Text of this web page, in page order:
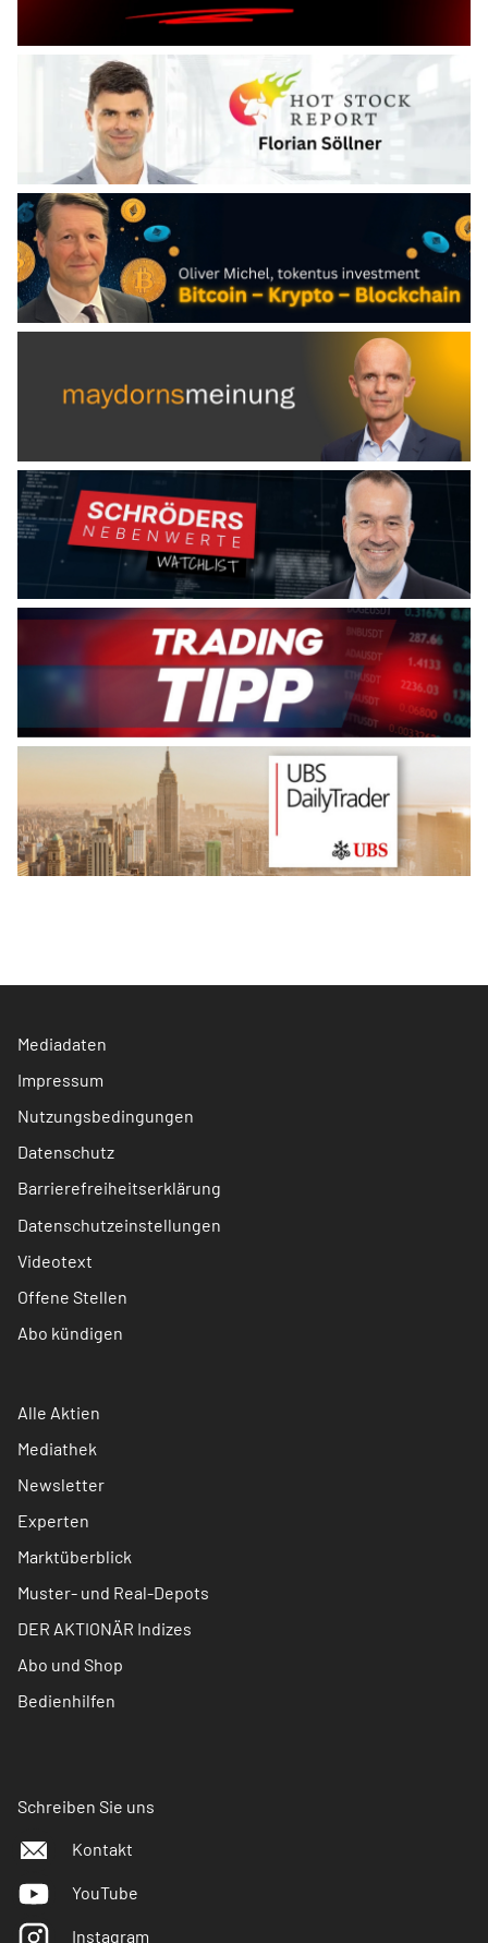
Mediadaten
Impressum
Nutzungsbedingungen
Datenschutz
Barrierefreiheitserklärung
Datenschutzeinstellungen
Videotext
Offene Stellen
Abo kündigen
Alle Aktien
Mediathek
Newsletter
Experten
Marktüberblick
Muster- und Real-Depots
DER AKTIONÄR Indizes
Abo und Shop
Bedienhilfen
Schreiben Sie uns
Kontakt
YouTube
Instagram